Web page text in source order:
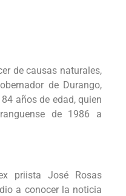
de causas naturales,
de Durango,
años de edad, quien
de 1986 a
priista José Rosas
a conocer la noticia